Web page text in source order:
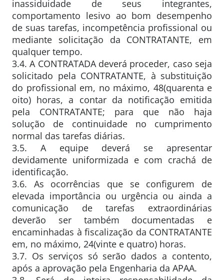
inassiduidade de seus integrantes,
comportamento lesivo ao bom desempenho
de suas tarefas, incompetência profissional ou
mediante solicitação da CONTRATANTE, em
qualquer tempo.
3.4. A CONTRATADA deverá proceder, caso seja
solicitado pela CONTRATANTE, à substituição
do profissional em, no máximo, 48(quarenta e
oito) horas, a contar da notificação emitida
pela CONTRATANTE; para que não haja
solução de continuidade no cumprimento
normal das tarefas diárias.
3.5. A equipe deverá se apresentar
devidamente uniformizada e com crachá de
identificação.
3.6. As ocorrências que se configurem de
elevada importância ou urgência ou ainda a
comunicação de tarefas extraordinárias
deverão ser também documentadas e
encaminhadas à fiscalização da CONTRATANTE
em, no máximo, 24(vinte e quatro) horas.
3.7. Os serviços só serão dados a contento,
após a aprovação pela Engenharia da APAA.